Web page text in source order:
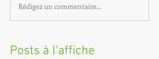
Rédigez un commentaire...
Posts à l'affiche